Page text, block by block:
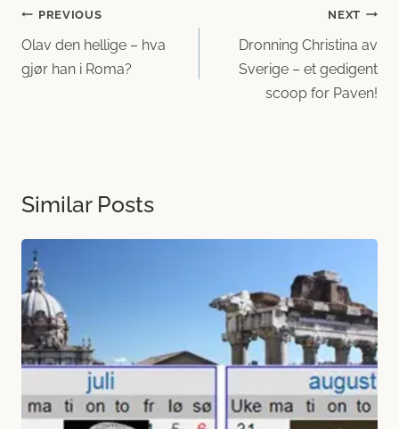
Innleggsnavigasjon
PREVIOUS
Olav den hellige – hva
gjør han i Roma?
NEXT
Dronning Christina av
Sverige – et gedigent
scoop for Paven!
Similar Posts